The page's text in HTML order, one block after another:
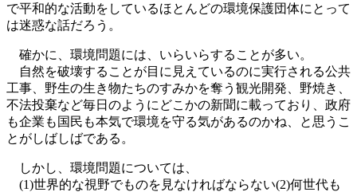
で平和的な活動をしているほとんどの環境保護団体にとって
は迷惑な話だろう。
確かに、環境問題には、いらいらすることが多い。
自然を破壊することが目に見えているのに実行される公共
工事、野生の生き物たちのすみかを奪う観光開発、野焼き、
不法投棄など毎日のようにどこかの新聞に載っており、政府
も企業も国民も本気で環境を守る気があるのかね、と思うこ
とがしばしばである。
しかし、環境問題については、
(1)世界的な視野でものを見なければならない(2)何世代も